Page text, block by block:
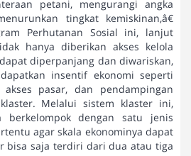
petani, mengurangi angka
tingkat kemiskinan,â€
Perhutanan Sosial ini, lanjut
hanya diberikan akses kelola
diperpanjang dan diwariskan,
insentif ekonomi seperti
pasar, dan pendampingan
Melalui sistem klaster ini,
berkelompok dengan satu jenis
agar skala ekonominya dapat
bisa saja terdiri dari dua atau tiga